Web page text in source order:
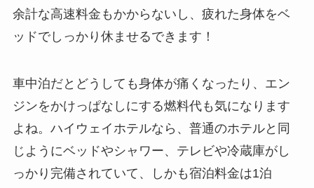
余計な高速料金もかからないし、疲れた身体をベ
ッドでしっかり休ませるできます！
車中泊だとどうしても身体が痛くなったり、エン
ジンをかけっぱなしにする燃料代も気になります
よね。ハイウェイホテルなら、普通のホテルと同
じようにベッドやシャワー、テレビや冷蔵庫がし
っかり完備されていて、しかも宿泊料金は1泊